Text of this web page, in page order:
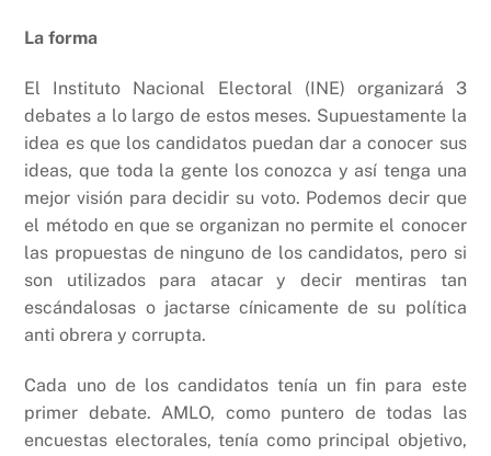
La forma
El Instituto Nacional Electoral (INE) organizará 3
debates a lo largo de estos meses. Supuestamente la
idea es que los candidatos puedan dar a conocer sus
ideas, que toda la gente los conozca y así tenga una
mejor visión para decidir su voto. Podemos decir que
el método en que se organizan no permite el conocer
las propuestas de ninguno de los candidatos, pero si
son utilizados para atacar y decir mentiras tan
escándalosas o jactarse cínicamente de su política
anti obrera y corrupta.
Cada uno de los candidatos tenía un fin para este
primer debate. AMLO, como puntero de todas las
encuestas electorales, tenía como principal objetivo,